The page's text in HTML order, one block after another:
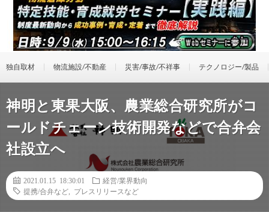
独自取材 物流施設/不動産 災害/事故/不祥事 テクノロジー/製品
神明と東果大阪、農業総合研究所がコ
ールドチェーン技術開発などで合弁会
社設立へ
2021.01.15 18:30:01
経営/業界動向
提携/合弁など
プレスリリースなど